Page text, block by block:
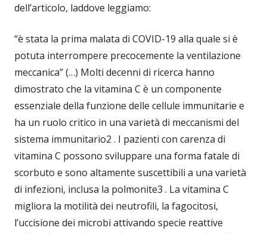
dell’articolo, laddove leggiamo:
“è stata la prima malata di COVID-19 alla quale si è
potuta interrompere precocemente la ventilazione
meccanica” (…) Molti decenni di ricerca hanno
dimostrato che la vitamina C è un componente
essenziale della funzione delle cellule immunitarie e
ha un ruolo critico in una varietà di meccanismi del
sistema immunitario2 . I pazienti con carenza di
vitamina C possono sviluppare una forma fatale di
scorbuto e sono altamente suscettibili a una varietà
di infezioni, inclusa la polmonite3 . La vitamina C
migliora la motilità dei neutrofili, la fagocitosi,
l’uccisione dei microbi attivando specie reattive